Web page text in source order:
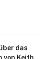
das
von Keith